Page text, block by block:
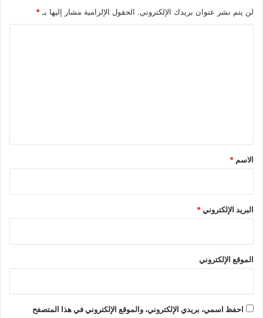
لن يتم نشر عنوان بريدك الإلكتروني. الحقول الإلزامية مشار إليها بـ *
*
الاسم *
البريد الإلكتروني*
الموقع الإلكتروني
احفظ اسمي، بريدي الإلكتروني، والموقع الإلكتروني في هذا المتصفح